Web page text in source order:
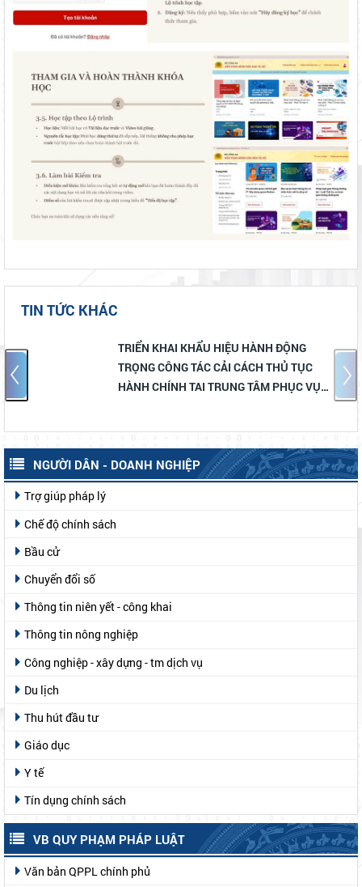
TIN TỨC KHÁC
TRIỂN KHAI KHẨU HIỆU HÀNH ĐỘNG
TRỌNG CÔNG TÁC CẢI CÁCH THỦ TỤC
HÀNH CHÍNH TAI TRUNG TÂM PHỤC VỤ
NGƯỜI DÂN - DOANH NGHIỆP
Trợ giúp pháp lý
Chế độ chính sách
Bầu cử
Chuyển đổi số
Thông tin niên yết - công khai
Thông tin nông nghiệp
Công nghiệp - xây dựng - tm dịch vụ
Du lịch
Thu hút đầu tư
Giáo dục
Y tế
Tín dụng chính sách
VB QUY PHẠM PHÁP LUẬT
Văn bản QPPL chính phủ